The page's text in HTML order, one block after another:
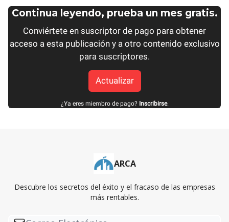
Continua leyendo, prueba un mes gratis.
Conviértete en suscriptor de pago para obtener
acceso a esta publicación y a otro contenido exclusivo
para suscriptores.
Actualizar
¿Ya eres miembro de pago? Inscribirse.
ARCA
Descubre los secretos del éxito y el fracaso de las empresas
más rentables.